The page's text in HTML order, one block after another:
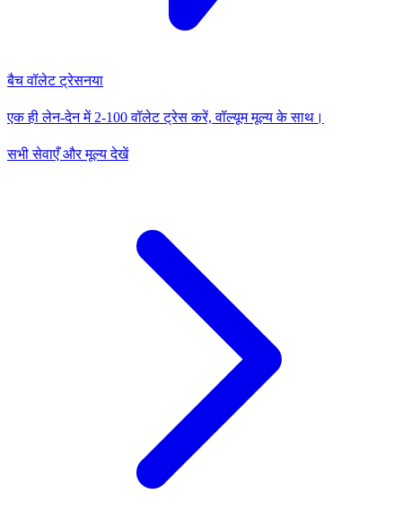
बैच वॉलेट ट्रेसनया
एक ही लेन-देन में 2-100 वॉलेट ट्रेस करें, वॉल्यूम मूल्य के साथ।
सभी सेवाएँ और मूल्य देखें